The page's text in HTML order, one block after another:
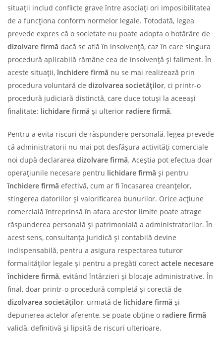
situații includ conflicte grave între asociați ori imposibilitatea
de a funcționa conform normelor legale. Totodată, legea
prevede expres că o societate nu poate adopta o hotărâre de
dizolvare firmă dacă se află în insolvență, caz în care singura
procedură aplicabilă rămâne cea de insolvență și faliment. În
aceste situații,închidere firmă nu se mai realizează prin
procedura voluntară de dizolvarea societăților, ci printr-o
procedură judiciară distinctă, care duce totuși la aceeași
finalitate: lichidare firmă și ulterior radiere firmă.
Pentru a evita riscuri de răspundere personală, legea prevede
că administratorii nu mai pot desfășura activități comerciale
noi după declararea dizolvare firmă. Aceștia pot efectua doar
operațiunile necesare pentru lichidare firmă și pentru
închidere firmă efectivă, cum ar fi încasarea creanțelor,
stingerea datoriilor și valorificarea bunurilor. Orice acțiune
comercială întreprinsă în afara acestor limite poate atrage
răspunderea personală și patrimonială a administratorilor. În
acest sens, consultanța juridică și contabilă devine
indispensabilă, pentru a asigura respectarea tuturor
formalităților legale și pentru a pregăti corect actele necesare
închidere firmă, evitând întârzieri și blocaje administrative. În
final, doar printr-o procedură completă și corectă de
dizolvarea societăților, urmată de lichidare firmă și
depunerea actelor aferente, se poate obține o radiere firmă
validă, definitivă și lipsită de riscuri ulterioare.